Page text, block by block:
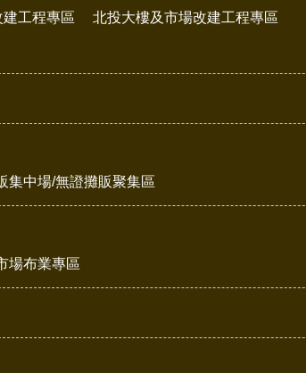
工程專區 北投大樓及市場改建工程專區
集中場/無證攤販聚集區
場布業專區